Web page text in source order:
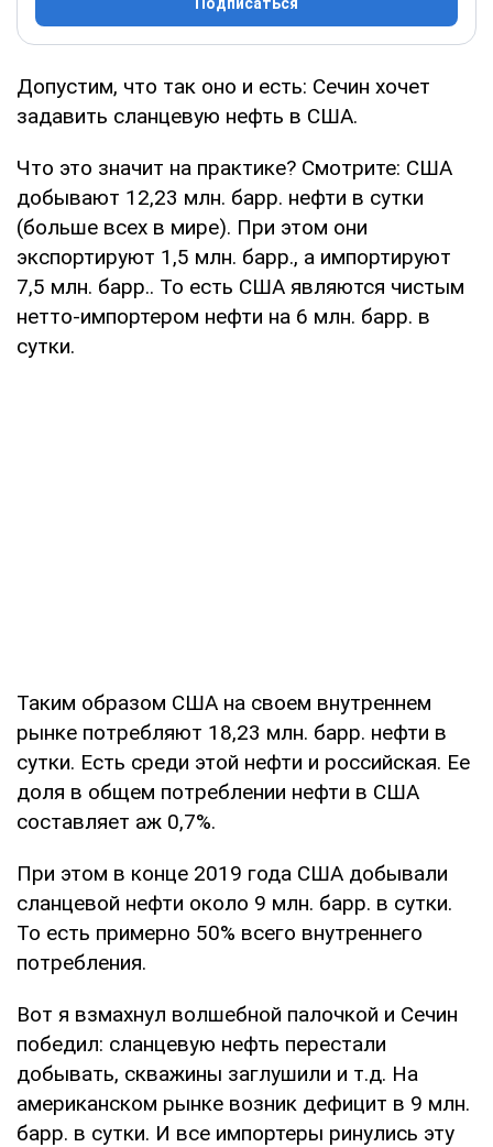
Допустим, что так оно и есть: Сечин хочет
задавить сланцевую нефть в США.
Что это значит на практике? Смотрите: США
добывают 12,23 млн. барр. нефти в сутки
(больше всех в мире). При этом они
экспортируют 1,5 млн. барр., а импортируют
7,5 млн. барр.. То есть США являются чистым
нетто-импортером нефти на 6 млн. барр. в
сутки.
Таким образом США на своем внутреннем
рынке потребляют 18,23 млн. барр. нефти в
сутки. Есть среди этой нефти и российская. Ее
доля в общем потреблении нефти в США
составляет аж 0,7%.
При этом в конце 2019 года США добывали
сланцевой нефти около 9 млн. барр. в сутки.
То есть примерно 50% всего внутреннего
потребления.
Вот я взмахнул волшебной палочкой и Сечин
победил: сланцевую нефть перестали
добывать, скважины заглушили и т.д. На
американском рынке возник дефицит в 9 млн.
барр. в сутки. И все импортеры ринулись эту